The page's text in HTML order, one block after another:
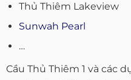
Thủ Thiêm Lakeview
Sunwah Pearl
…
Cầu Thủ Thiêm 1 và các